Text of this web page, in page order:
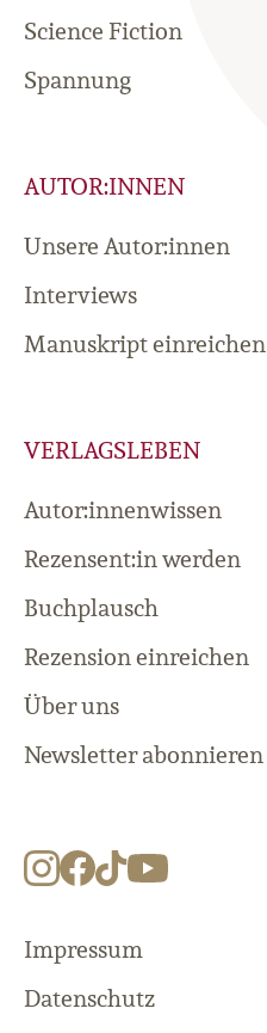
Science Fiction
Spannung
AUTOR:INNEN
Unsere Autor:innen
Interviews
Manuskript einreichen
VERLAGSLEBEN
Autor:innenwissen
Rezensent:in werden
Buchplausch
Rezension einreichen
Über uns
Newsletter abonnieren
Impressum
Datenschutz